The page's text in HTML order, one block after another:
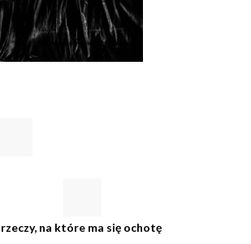
na które ma się ochotę